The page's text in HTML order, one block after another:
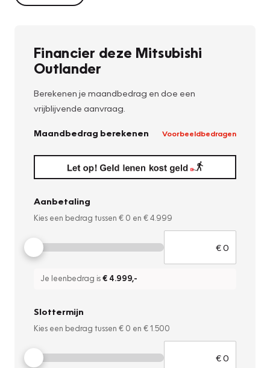
Financier deze Mitsubishi
Outlander
Berekenen je maandbedrag en doe een
vrijblijvende aanvraag.
Maandbedrag berekenen Voorbeeldbedragen
Aanbetaling
Kies een bedrag tussen € 0 en € 4.999
Je leenbedrag is€ 4.999,-
Slottermijn
Kies een bedrag tussen € 0 en € 1.500